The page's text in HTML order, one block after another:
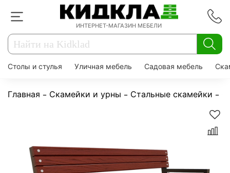
ИНТЕРНЕТ-МАГАЗИН МЕБЕЛИ
Столы и стулья Уличная мебель Садовая мебель
Главная Скамейки и урны Стальные скамейки